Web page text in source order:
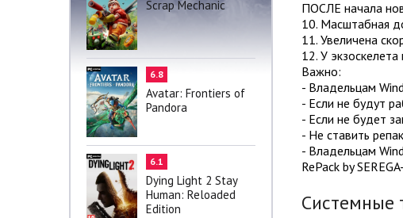
Scrap Mechanic
6.8
Avatar: Frontiers of
Pandora
6.1
Dying Light 2 Stay
Human: Reloaded
Edition
ПОСЛЕ начала
10. Масштабная
11. Увеличена
12. У
Важно:
- Владельцам
- Если не будут
- Если не будет
- Не ставить
- Владельцам
RePack by
Системные